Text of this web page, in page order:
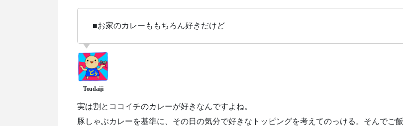
■お家のカレーももちろん好きだけど
実は割とココイチのカレーが好きなんですよね。
豚しゃぶカレーを基準に、その日の気分で好きなトッピングを考えてのっける。そんでご飯